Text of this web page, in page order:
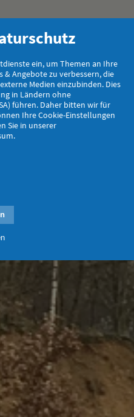
ein, um Themen an Ihre
& Angebote zu verbessern, die
Medien einzubinden. Dies
in Ländern ohne
führen. Daher bitten wir für
Ihre Cookie-Einstellungen
Sie in unserer